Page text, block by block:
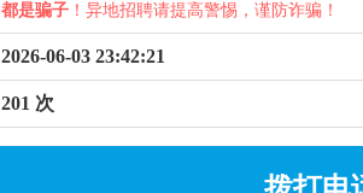
都是骗子 ！异地招聘请提高警惕，谨防诈骗！
2026-06-03 23:42:21
201 次